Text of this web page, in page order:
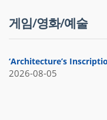
게임/영화/예술
‘Architecture’s
2026-08-05